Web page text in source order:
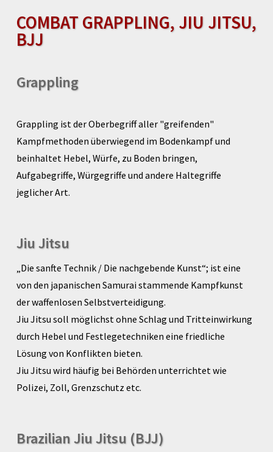
COMBAT GRAPPLING, JIU JITSU,
BJJ
Grappling
Grappling ist der Oberbegriff aller "greifenden"
Kampfmethoden überwiegend im Bodenkampf und
beinhaltet Hebel, Würfe, zu Boden bringen,
Aufgabegriffe, Würgegriffe und andere Haltegriffe
jeglicher Art.
Jiu Jitsu
„Die sanfte Technik / Die nachgebende Kunst“; ist eine
von den japanischen Samurai stammende Kampfkunst
der waffenlosen Selbstverteidigung.
Jiu Jitsu soll möglichst ohne Schlag und Tritteinwirkung
durch Hebel und Festlegetechniken eine friedliche
Lösung von Konflikten bieten.
Jiu Jitsu wird häufig bei Behörden unterrichtet wie
Polizei, Zoll, Grenzschutz etc.
Brazilian Jiu Jitsu (BJJ)